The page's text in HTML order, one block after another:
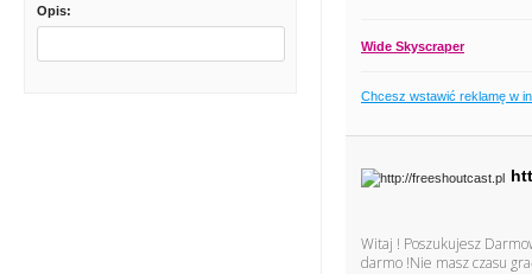
Opis:
Wide Skyscraper
Chcesz wstawić reklamę w
Witaj ! Poszukujesz
darmo !Nie masz czasu